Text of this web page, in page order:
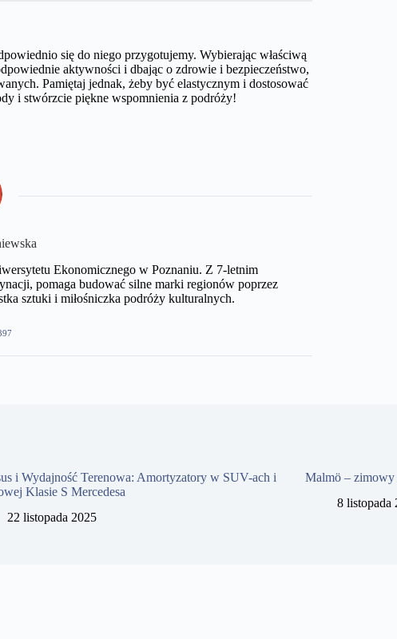
się do niego przygotujemy. Wybierając właściwą
aktywności i dbając o zdrowie i bezpieczeństwo,
Pamiętaj jednak, żeby być elastycznym i dostosować
i stwórzcie piękne wspomnienia z podróży!
Ekonomicznego w Poznaniu. Z 7-letnim
pomaga budować silne marki regionów poprzez
sztuki i miłośniczka podróży kulturalnych.
i Wydajność Terenowa: Amortyzatory w SUV-ach i
Klasie S Mercedesa
22 listopada 2025
Malmö – zimowy
8 listopada